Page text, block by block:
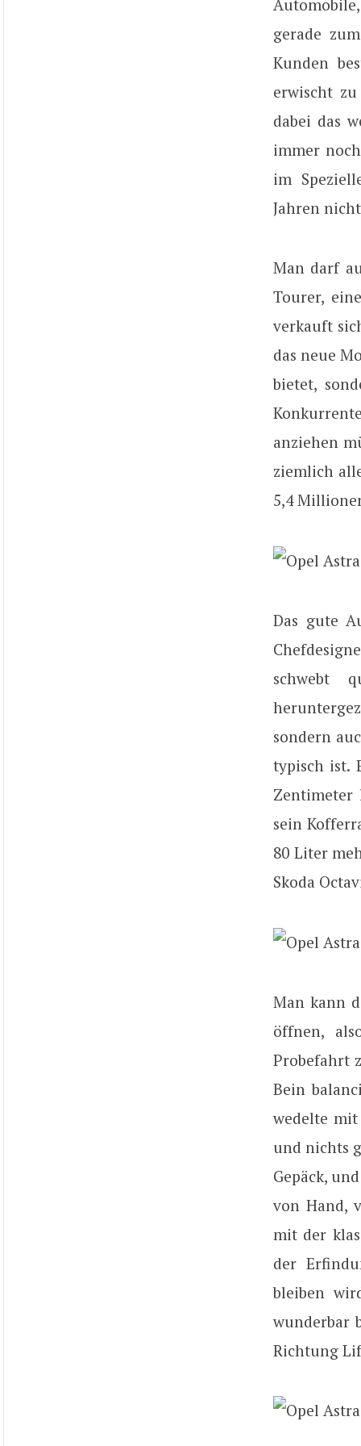
gerade
Kunden
erwischt
dabei das
immer
im
Jahren
Man darf
Tourer,
verkauft
das neue
bietet,
anziehen
ziemlich
5,4
Das gute
schwebt
sondern
typisch ist.
Zentimeter
sein
80 Liter
Skoda
Man kann
öffnen,
Probefahrt
Bein
wedelte
und nichts
Gepäck,
von Hand,
mit der
der
bleiben
wunderbar
Richtung